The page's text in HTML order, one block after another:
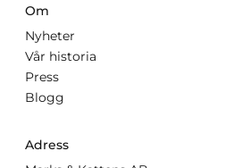
Om
Nyheter
Vår historia
Press
Blogg
Adress